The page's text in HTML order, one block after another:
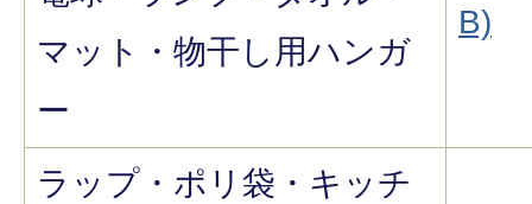
マット・物干し用ハンガ
ー
B)
ラップ・ポリ袋・キッチ